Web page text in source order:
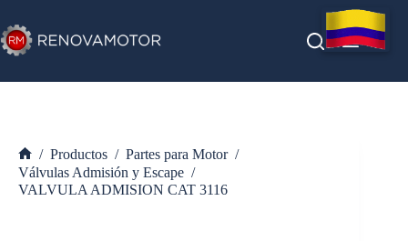
al
contenido
Inicio
/ Productos / Partes para Motor /
Válvulas Admisión y Escape /
VALVULA ADMISION CAT 3116